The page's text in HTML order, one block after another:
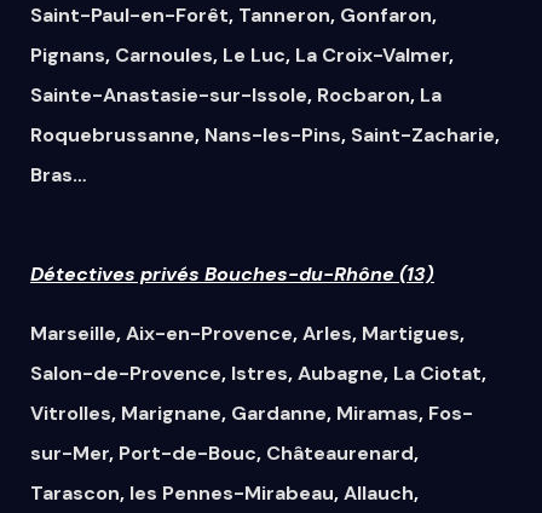
Saint-Paul-en-Forêt, Tanneron, Gonfaron,
Pignans, Carnoules, Le Luc, La Croix-Valmer,
Sainte-Anastasie-sur-Issole, Rocbaron, La
Roquebrussanne, Nans-les-Pins, Saint-Zacharie,
Bras…
Détectives privés Bouches-du-Rhône (13)
Marseille,Aix-en-Provence,Arles, Martigues,
Salon-de-Provence, Istres,Aubagne, La Ciotat,
Vitrolles, Marignane, Gardanne, Miramas, Fos-
sur-Mer, Port-de-Bouc, Châteaurenard,
Tarascon, les Pennes-Mirabeau,Allauch,